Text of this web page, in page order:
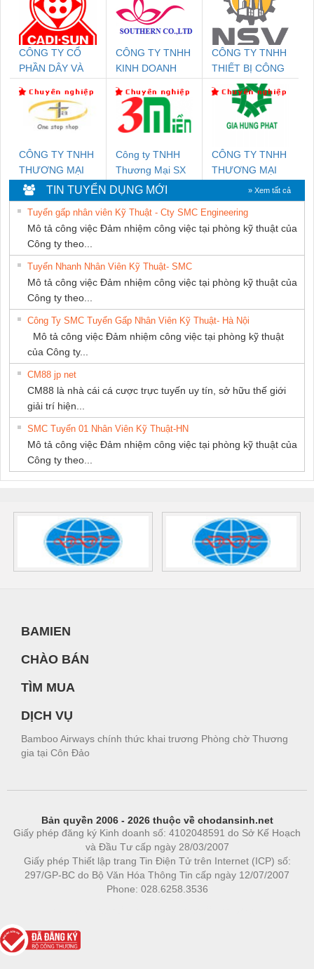
CÔNG TY CỔ
PHẦN DÂY VÀ
THƯỢNG ĐÌNH
CÔNG TY TNHH
KINH DOANH
PHƯƠNG NAM
CÔNG TY TNHH
THIẾT BỊ CÔNG
NGHIỆP NIHON
SETSUBI VIỆT
CÔNG TY TNHH
THƯƠNG MẠI
THIÊN ÂN VIỆT
NAM
Công ty TNHH
Thương Mại SX
Ba Miền
CÔNG TY TNHH
THƯƠNG MẠI
DỊCH VỤ KỸ
THUẬT ĐIỆN CƠ
GIA HƯNG
PHÁT
TIN TUYỂN DỤNG MỚI » Xem tất cả
Tuyển gấp nhân viên Kỹ Thuật - Cty SMC Engineering
Mô tả công việc Đảm nhiệm công việc tại phòng kỹ thuật của
Công ty theo...
Tuyển Nhanh Nhân Viên Kỹ Thuật- SMC
Mô tả công việc Đảm nhiệm công việc tại phòng kỹ thuật của
Công ty theo...
Công Ty SMC Tuyển Gấp Nhân Viên Kỹ Thuật- Hà Nội
Mô tả công việc Đảm nhiệm công việc tại phòng kỹ thuật
của Công ty...
CM88 jp net
CM88 là nhà cái cá cược trực tuyến uy tín, sở hữu thế giới
giải trí hiện...
SMC Tuyển 01 Nhân Viên Kỹ Thuật-HN
Mô tả công việc Đảm nhiệm công việc tại phòng kỹ thuật của
Công ty theo...
BAMIEN
CHÀO BÁN
TÌM MUA
DỊCH VỤ
Bamboo Airways chính thức khai trương Phòng chờ Thương
gia tại Côn Đảo
Bản quyền 2006 - 2026 thuộc về chodansinh.net
Giấy phép đăng ký Kinh doanh số: 4102048591 do Sở Kế Hoạch
và Đầu Tư cấp ngày 28/03/2007
Giấy phép Thiết lập trang Tin Điện Tử trên Internet (ICP) số:
297/GP-BC do Bộ Văn Hóa Thông Tin cấp ngày 12/07/2007
Phone: 028.6258.3536